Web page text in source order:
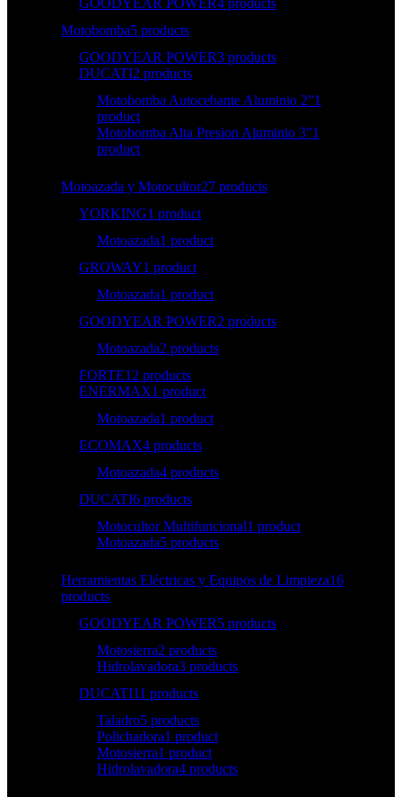
GOODYEAR POWER4 products
Motobomba5 products
GOODYEAR POWER3 products
DUCATI2 products
Motobomba Autocebante Aluminio 2”1
product
Motobomba Alta Presion Aluminio 3”1
product
Motoazada y Motocultor27 products
YORKING1 product
Motoazada1 product
GROWAY1 product
Motoazada1 product
GOODYEAR POWER2 products
Motoazada2 products
FORTE12 products
ENERMAX1 product
Motoazada1 product
ECOMAX4 products
Motoazada4 products
DUCATI6 products
Motocultor Multifuncional1 product
Motoazada5 products
Herramientas Eléctricas y Equipos de Limpieza16
products
GOODYEAR POWER5 products
Motosierra2 products
Hidrolavadora3 products
DUCATI11 products
Taladro5 products
Polichadora1 product
Motosierra1 product
Hidrolavadora4 products